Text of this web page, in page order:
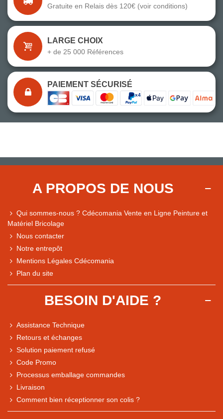
Comparaison des performances du magasin
Gratuite en Relais dès 120€ (voir conditions)
LARGE CHOIX
+ de 25 000 Références
PAIEMENT SÉCURISÉ
A PROPOS DE NOUS
Qui sommes-nous ? Cdécomania Vente en Ligne Peinture et
Matériel Bricolage
Nous contacter
Notre entrepôt
Mentions Légales Cdécomania
Plan du site
BESOIN D'AIDE ?
Assistance Technique
Retours et échanges
Solution paiement refusé
Code Promo
Processus emballage commandes
Livraison
Comment bien réceptionner son colis ?